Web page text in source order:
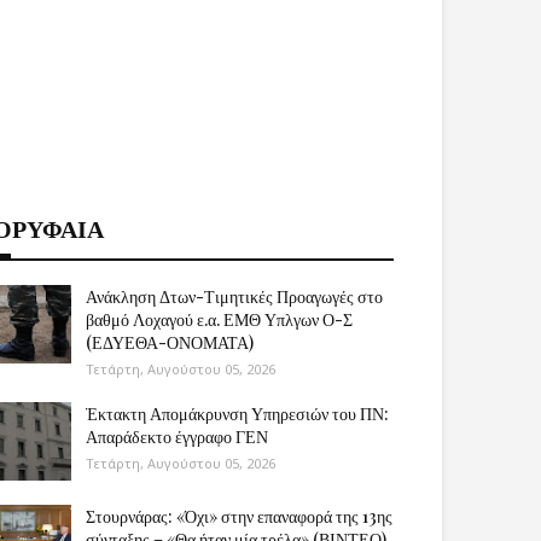
Ανάκληση Δτων-Τιμητικές Προαγωγές στο
βαθμό Λοχαγού ε.α. ΕΜΘ Υπλγων Ο-Σ
(ΕΔΥΕΘΑ-ΟΝΟΜΑΤΑ)
Τετάρτη, Αυγούστου 05, 2026
Έκτακτη Απομάκρυνση Υπηρεσιών του ΠΝ:
Απαράδεκτο έγγραφο ΓΕΝ
Τετάρτη, Αυγούστου 05, 2026
Στουρνάρας: «Όχι» στην επαναφορά της 13ης